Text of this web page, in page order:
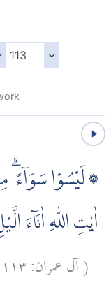
۞ لَيْسُوْا سَوَاۤءً
اٰيٰتِ اللّٰهِ اٰنَاۤءَ
(آل عمران:١١٣